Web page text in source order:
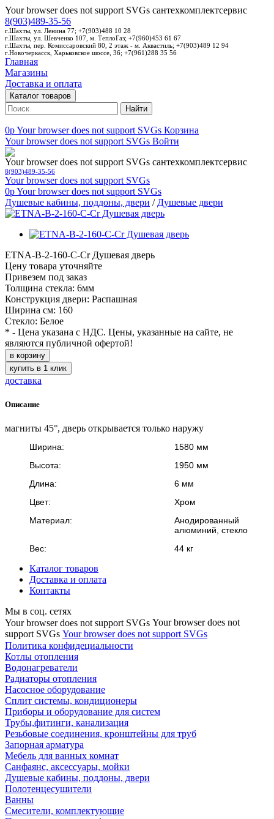
Your browser does not support SVGs сантехкомплектсервис
8(903)489-35-56
г.Шахты, ул. Ленина 77; +7(903)488 10 28
г.Шахты, ул. Шевченко 107, м. ТеплоГаз; +7(960)453 61 67
г.Шахты, пер. Комиссаровский 80, 2 этаж - м. Аквастиль; +7(903)489 12 94
г.Новочеркасск, Харьковское шоссе, 36; +7(961)288 35 56
Главная
Магазины
Доставка и оплата
Каталог товаров
Найти
0pYour browser does not support SVGs Корзина
Your browser does not support SVGs Войти
Your browser does not support SVGs сантехкомплектсервис
8(903)489-35-56
Your browser does not support SVGs
0pYour browser does not support SVGs
Душевые кабины, поддоны, двери / Душевые двери
ETNA-B-2-160-C-Cr Душевая дверь
Цену товара уточняйте
Привезем под заказ
Толщина стекла: 6мм
Конструкция двери: Распашная
Ширина см: 160
Стекло: Белое
* - Цена указана с НДС. Цены, указанные на сайте, не
являются публичной офертой!
в корзину
купить в 1 клик
доставка
Описание
магниты 45°, дверь открывается только наружу
Ширина:
1580 мм
Высота:
1950 мм
Длина:
6 мм
Цвет:
Хром
Материал:
Анодированный
алюминий, стекло
Вес:
44 кг
Каталог товаров
Доставка и оплата
Контакты
Мы в соц. сетях
Your browser does not support SVGs Your browser does not
support SVGs Your browser does not support SVGs
Политика конфидециальности
Котлы отопления
Водонагреватели
Радиаторы отопления
Насосное оборудование
Сплит системы, кондиционеры
Приборы и оборудование для систем
Трубы,фитинги, канализация
Резьбовые соединения, кронштейны для труб
Запорная арматура
Мебель для ванных комнат
Санфаянс, аксессуары, мойки
Душевые кабины, поддоны, двери
Полотенцесушители
Ванны
Смесители, комплектующие